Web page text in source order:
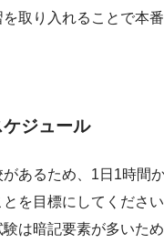
を取り入れることで本
ジュール
あるため、1日1時間
を目標にしてくださ
は暗記要素が多いた